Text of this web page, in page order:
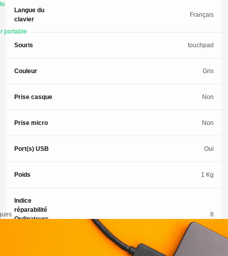
portable
Langue du
clavier
Français
Souris touchpad
Couleur Gris
Prise casque Non
Prise micro Non
Port(s) USB Oui
Poids 1 Kg
Indice
réparabilité
Ordinateurs
8